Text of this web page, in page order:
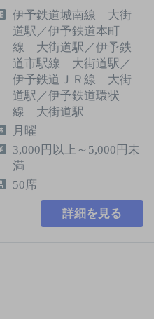
伊予鉄道城南線 大街
道駅／伊予鉄道本町
線 大街道駅／伊予鉄
道市駅線 大街道駅／
伊予鉄道ＪＲ線 大街
道駅／伊予鉄道環状
線 大街道駅
月曜
3,000円以上～5,000円未
満
50席
詳細を見る